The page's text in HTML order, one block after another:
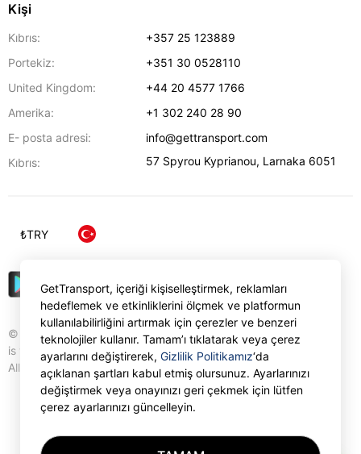
Kişi
Kıbrıs:
+357 25 123889
Portekiz:
+351 30 0528110
United Kingdom:
+44 20 4577 1766
Amerika:
+1 302 240 28 90
E- posta adresi:
info@gettransport.com
Kıbrıs:
57 Spyrou Kyprianou, Larnaka 6051
© Gettransport International Limited. GetTransport®
is trademark of Gettransport International Limited.
All rights reserved.
₺TRY
GetTransport, içeriği kişiselleştirmek, reklamları
hedeflemek ve etkinliklerini ölçmek ve platformun
kullanılabilirliğini artırmak için çerezler ve benzeri
teknolojiler kullanır. Tamam’ı tıklatarak veya çerez
ayarlarını değiştirerek, Gizlilik Politikamız‘da
açıklanan şartları kabul etmiş olursunuz. Ayarlarınızı
değiştirmek veya onayınızı geri çekmek için lütfen
çerez ayarlarınızı güncelleyin.